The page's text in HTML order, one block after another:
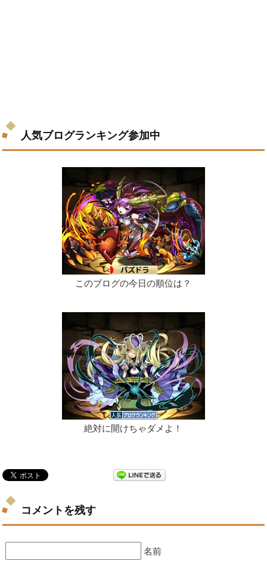
人気ブログランキング参加中
このブログの今日の順位は？
絶対に開けちゃダメよ！
コメントを残す
名前